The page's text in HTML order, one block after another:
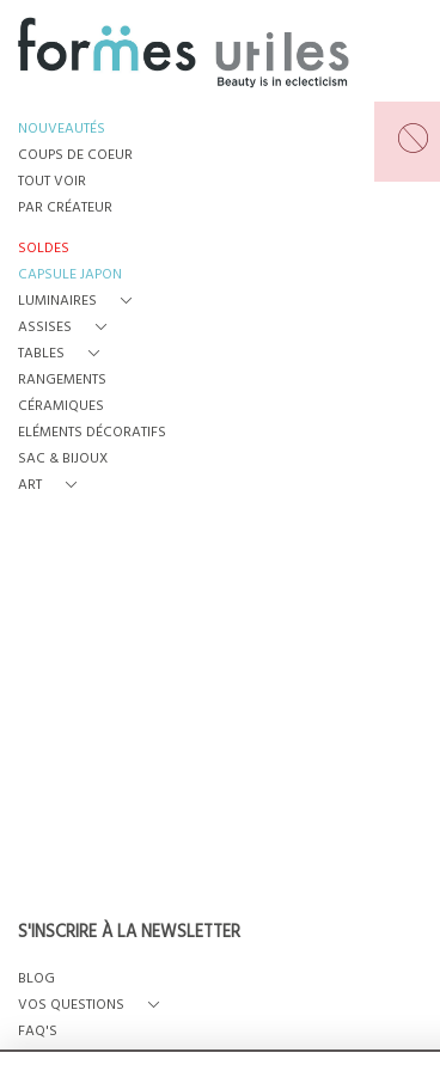
NOUVEAUTÉS
COUPS DE COEUR
TOUT VOIR
PAR CRÉATEUR
SOLDES
CAPSULE JAPON
LUMINAIRES
ASSISES
TABLES
RANGEMENTS
CÉRAMIQUES
ELÉMENTS DÉCORATIFS
SAC & BIJOUX
ART
S'INSCRIRE À LA NEWSLETTER
BLOG
VOS QUESTIONS
FAQ'S
QUI SOMMES-NOUS?